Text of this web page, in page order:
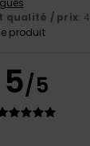
qualité / prix: 4
produit
5/5